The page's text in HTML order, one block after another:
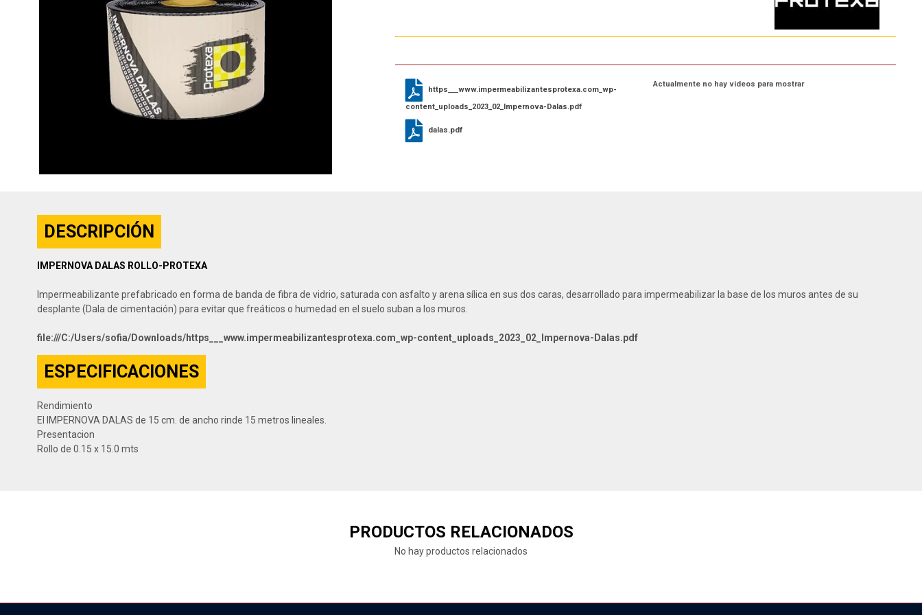
https___www.impermeabilizantesprotexa.com_wp-
content_uploads_2023_02_Impernova-Dalas.pdf
dalas.pdf
Actualmente no hay videos para mostrar
DESCRIPCIÓN
IMPERNOVA DALAS ROLLO-PROTEXA
Impermeabilizante prefabricado en forma de banda de fibra de vidrio, saturada con asfalto y arena sílica en sus dos caras, desarrollado para impermeabilizar la base de los muros antes de su
desplante (Dala de cimentación) para evitar que freáticos o humedad en el suelo suban a los muros.
file:///C:/Users/sofia/Downloads/https___www.impermeabilizantesprotexa.com_wp-content_uploads_2023_02_Impernova-Dalas.pdf
ESPECIFICACIONES
Rendimiento
El IMPERNOVA DALAS de 15 cm. de ancho rinde 15 metros lineales.
Presentacion
Rollo de 0.15 x 15.0 mts
PRODUCTOS RELACIONADOS
No hay productos relacionados